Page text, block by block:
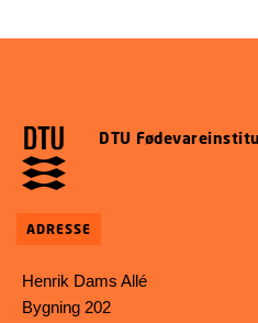
DTU
ADRESSE
Henrik Dams Allé
Bygning 202